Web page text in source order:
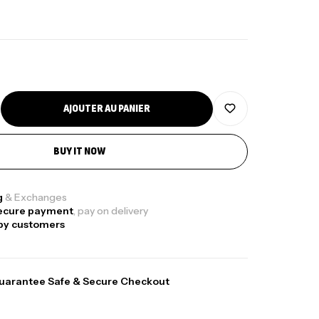
AJOUTER AU PANIER
BUY IT NOW
& Exchanges
payment, pay on delivery
customers
Safe & Secure Checkout
Creatine CREAPURE – 306 Gr –
USA